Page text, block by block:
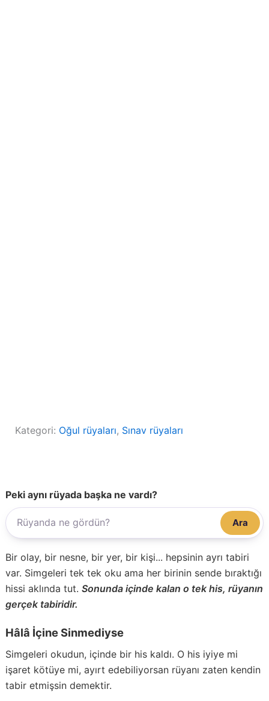
Kategori: Oğul rüyaları, Sınav rüyaları
Peki aynı rüyada başka ne vardı?
Ara
Bir olay, bir nesne, bir yer, bir kişi... hepsinin ayrı tabiri
var. Simgeleri tek tek oku ama her birinin sende bıraktığı
hissi aklında tut. Sonunda içinde kalan o tek his, rüyanın
gerçek tabiridir.
Hâlâ İçine Sinmediyse
Simgeleri okudun, içinde bir his kaldı. O his iyiye mi
işaret kötüye mi, ayırt edebiliyorsan rüyanı zaten kendin
tabir etmişsin demektir.